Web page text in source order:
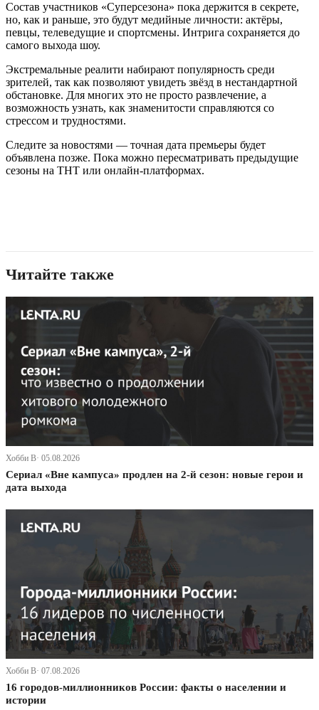
Состав участников «Суперсезона» пока держится в секрете,
но, как и раньше, это будут медийные личности: актёры,
певцы, телеведущие и спортсмены. Интрига сохраняется до
самого выхода шоу.
Экстремальные реалити набирают популярность среди
зрителей, так как позволяют увидеть звёзд в нестандартной
обстановке. Для многих это не просто развлечение, а
возможность узнать, как знаменитости справляются со
стрессом и трудностями.
Следите за новостями — точная дата премьеры будет
объявлена позже. Пока можно пересматривать предыдущие
сезоны на ТНТ или онлайн-платформах.
Читайте также
Хобби В· 05.08.2026
Сериал «Вне кампуса» продлен на 2-й сезон: новые герои и
дата выхода
Хобби В· 07.08.2026
16 городов-миллионников России: факты о населении и
истории